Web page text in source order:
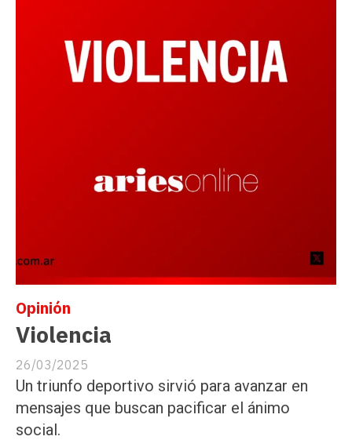
Violencia
Opinión
26/03/2025
Un triunfo deportivo sirvió para avanzar en
mensajes que buscan pacificar el ánimo
social.